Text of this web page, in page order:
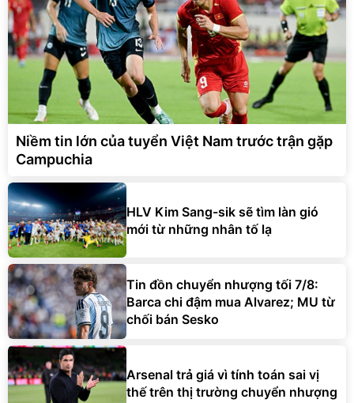
Niềm tin lớn của tuyển Việt Nam trước trận gặp
Campuchia
HLV Kim Sang-sik sẽ tìm làn gió
mới từ những nhân tố lạ
Tin đồn chuyển nhượng tối 7/8:
Barca chi đậm mua Alvarez; MU từ
chối bán Sesko
Arsenal trả giá vì tính toán sai vị
thế trên thị trường chuyển nhượng